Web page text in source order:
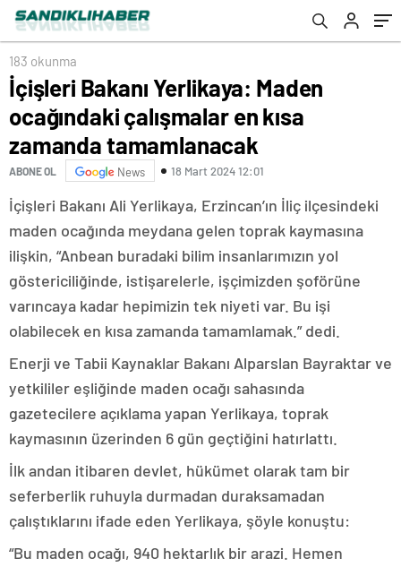
183 okunma
İçişleri Bakanı Yerlikaya: Maden
ocağındaki çalışmalar en kısa
zamanda tamamlanacak
ABONE OL News 18 Mart 2024 12:01
İçişleri Bakanı Ali Yerlikaya, Erzincan’ın İliç ilçesindeki
maden ocağında meydana gelen toprak kaymasına
ilişkin, “Anbean buradaki bilim insanlarımızın yol
göstericiliğinde, istişarelerle, işçimizden şoförüne
varıncaya kadar hepimizin tek niyeti var. Bu işi
olabilecek en kısa zamanda tamamlamak.” dedi.
Enerji ve Tabii Kaynaklar Bakanı Alparslan Bayraktar ve
yetkililer eşliğinde maden ocağı sahasında
gazetecilere açıklama yapan Yerlikaya, toprak
kaymasının üzerinden 6 gün geçtiğini hatırlattı.
İlk andan itibaren devlet, hükümet olarak tam bir
seferberlik ruhuyla durmadan duraksamadan
çalıştıklarını ifade eden Yerlikaya, şöyle konuştu:
“Bu maden ocağı, 940 hektarlık bir arazi. Hemen